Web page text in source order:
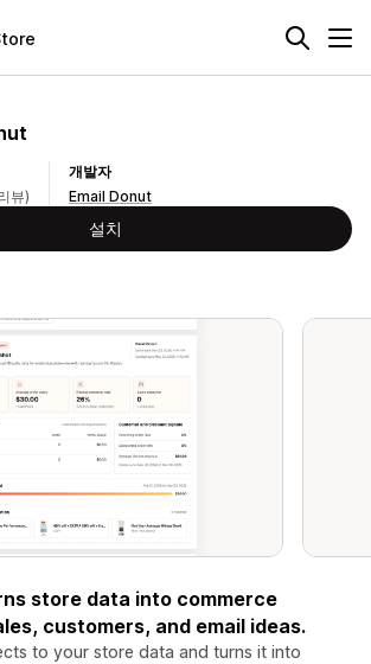
뷰)
개발자
Email Donut
설치
store data into commerce
customers, and email ideas.
to your store data and turns it into